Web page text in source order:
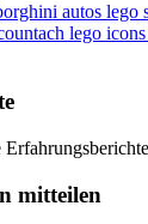
autos lego
lego icons
mitteilen